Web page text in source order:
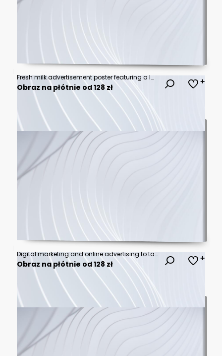
Fresh milk advertisement poster featuring a large white milk splash wave against a dark blue background with clean text.
Obraz na płótnie od 128 zł
Digital marketing and online advertising to targeted customers
Obraz na płótnie od 128 zł